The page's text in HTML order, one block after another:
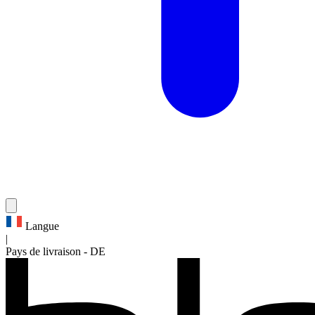
Langue
Pays de livraison - DE